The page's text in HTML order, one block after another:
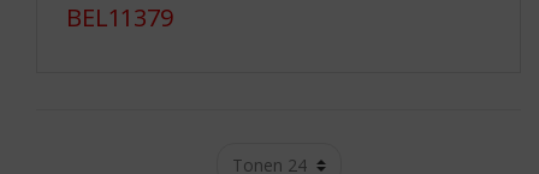
BEL11379